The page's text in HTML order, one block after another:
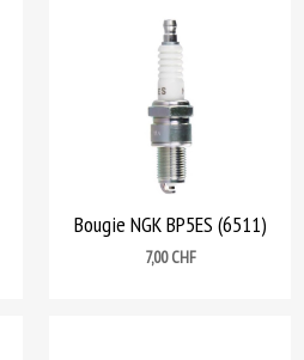
Bougie NGK BP5ES (6511)
Prix
7,00 CHF